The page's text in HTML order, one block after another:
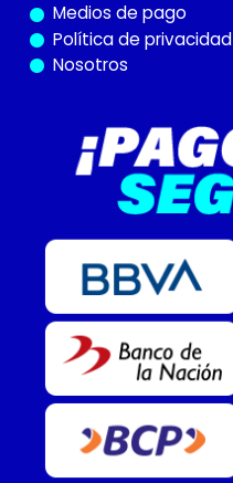
Medios de pago
Política de privacidad
Nosotros